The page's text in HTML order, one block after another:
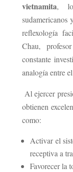
vietnamita,
reflexología
Chau,
constante
analogía entre
Al ejercer
obtienen
como:
Activar el
receptiva a
Favorecer la